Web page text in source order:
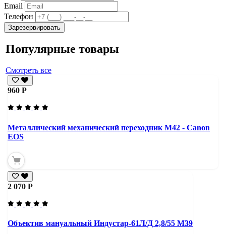
Email
Телефон
Зарезервировать
Популярные товары
Смотреть все
960 Р
Металлический механический переходник M42 - Canon
EOS
2 070 Р
Объектив мануальный Индустар-61Л/Д 2,8/55 М39